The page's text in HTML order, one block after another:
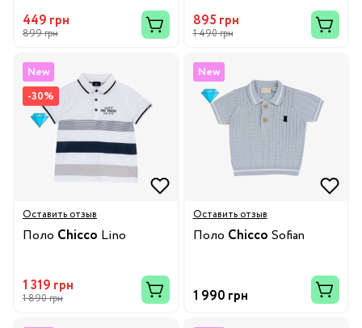
449 грн
899 грн
895 грн
1 490 грн
New
-30%
Оставить отзыв
Поло Chicco Lino
1 319 грн
1 890 грн
New
Оставить отзыв
Поло Chicco Sofian
1 990 грн